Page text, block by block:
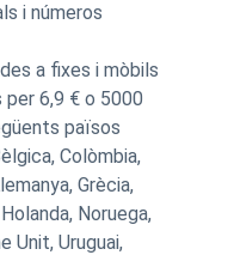
i números
a fixes i mòbils
6,9 € o 5000
països
Colòmbia,
Grècia,
Noruega,
Unit, Uruguai,